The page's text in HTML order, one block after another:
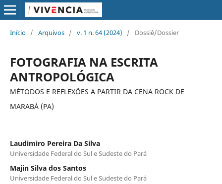
Início / Arquivos / v. 1 n. 64 (2024) / Dossiê/Dossier
FOTOGRAFIA NA ESCRITA
ANTROPOLÓGICA
MÉTODOS E REFLEXÕES A PARTIR DA CENA ROCK DE
MARABÁ (PA)
Laudimiro Pereira Da Silva
Universidade Federal do Sul e Sudeste do Pará
Majin Silva dos Santos
Universidade Federal do Sul e Sudeste do Pará